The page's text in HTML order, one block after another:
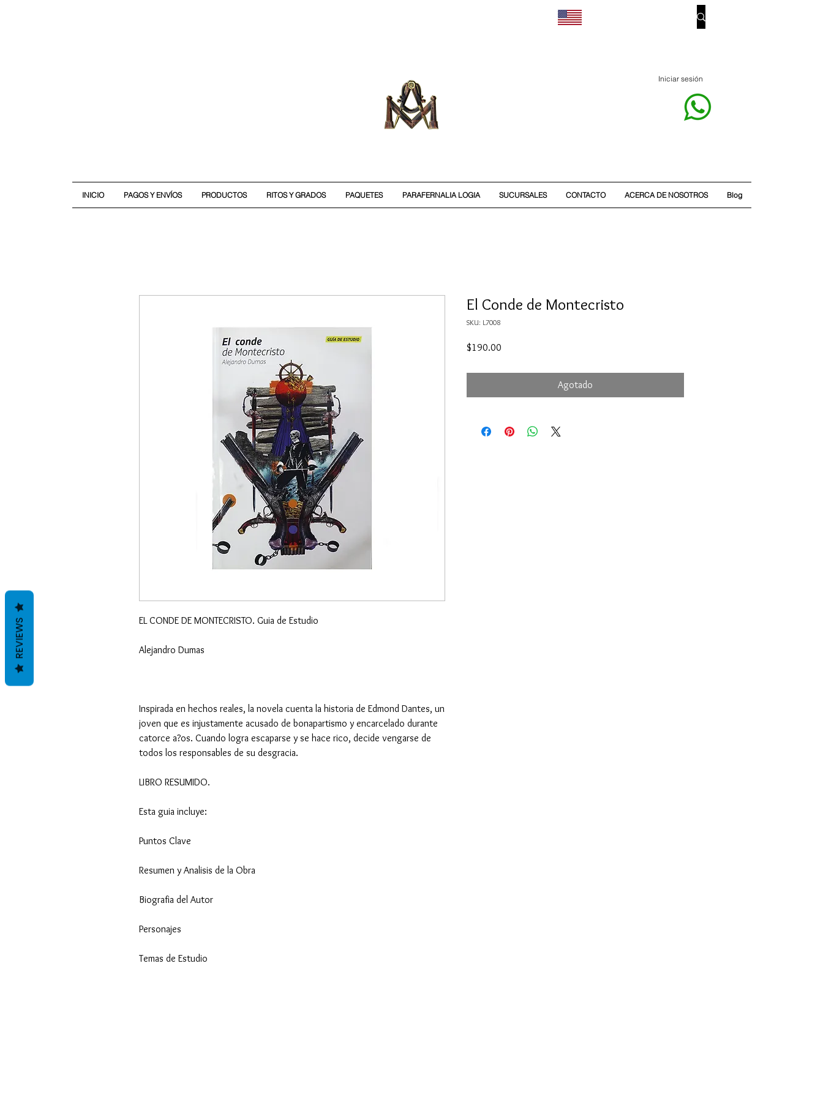
Iniciar sesión
INICIO PAGOS Y ENVÍOS PRODUCTOS RITOS Y GRADOS PAQUETES PARAFERNALIA LOGIA SUCURSALES CONTACTO ACERCA DE NOSOTROS Blog
EL CONDE DE MONTECRISTO. Guia de Estudio
Alejandro Dumas
Inspirada en hechos reales, la novela cuenta la historia de Edmond Dantes, un
joven que es injustamente acusado de bonapartismo y encarcelado durante
catorce a?os. Cuando logra escaparse y se hace rico, decide vengarse de
todos los responsables de su desgracia.
LIBRO RESUMIDO.
Esta guia incluye:
Puntos Clave
Resumen y Analisis de la Obra
Biografia del Autor
Personajes
Temas de Estudio
El Conde de Montecristo
SKU: L7008
$190.00
Agotado
REVIEWS